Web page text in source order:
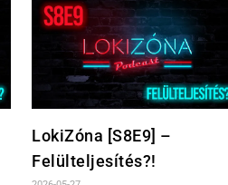
LokiZóna [S8E9] –
Felülteljesítés?!